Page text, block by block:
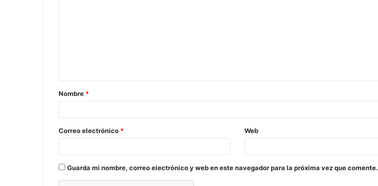
a
r
*
Nombre *
Correo electrónico * Web
Guarda mi nombre, correo electrónico y web en este navegador para la próxima vez que comente.